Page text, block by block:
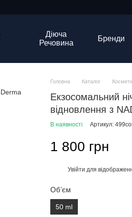
Діюча
Речовина
Бренди
Головна Каталог
Екзосомальний
відновлення з
В наявності Артикул:
1 800 грн
Увійти для
Обʼєм
50 ml